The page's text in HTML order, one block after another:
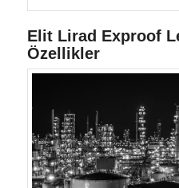
Elit Lirad Exproof
Özellikler